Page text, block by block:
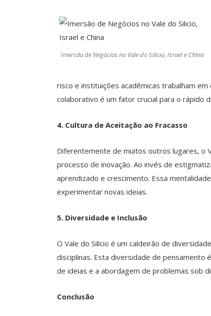
Imersão de Negócios no Vale do Silicio, Israel e China
risco e instituições acadêmicas trabalham
colaborativo é um fator crucial para o rápido
4. Cultura de Aceitação ao Fracasso
Diferentemente de muitos outros lugares, o
processo de inovação. Ao invés de
aprendizado e crescimento. Essa
experimentar novas ideias.
5. Diversidade e Inclusão
O Vale do Silício é um caldeirão de
disciplinas. Esta diversidade de
de ideias e a abordagem de problemas sob
Conclusão